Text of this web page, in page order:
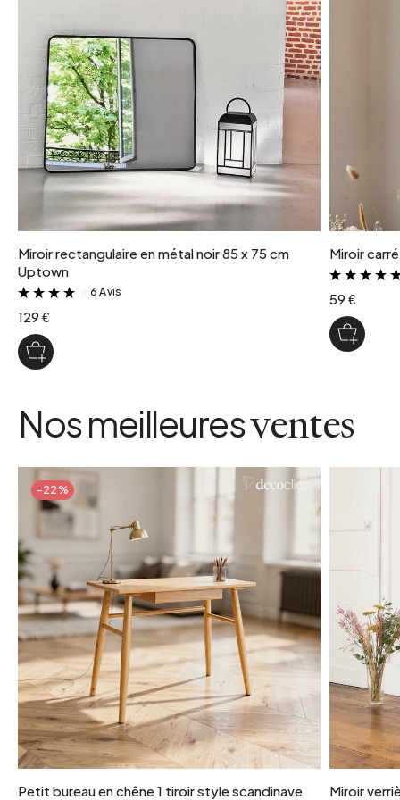
Gold
Miroir rectangulaire en métal noir 85 x 75 cm
Uptown
&
6 Avis
129 €
Miroir
59 €
Nos meilleuresventes
-22%
Petit bureau en chêne 1 tiroir style scandinave Miroir